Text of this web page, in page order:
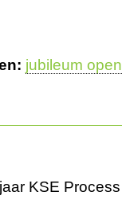
jubileum
KSE